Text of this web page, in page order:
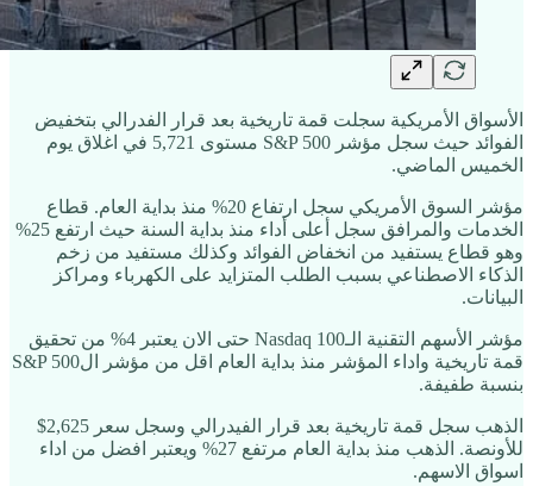
الأسواق الأمريكية سجلت قمة تاريخية بعد قرار الفدرالي بتخفيض
الفوائد حيث سجل مؤشر S&P 500 مستوى 5,721 في اغلاق يوم
الخميس الماضي.
مؤشر السوق الأمريكي سجل ارتفاع 20% منذ بداية العام. قطاع
الخدمات والمرافق سجل أعلى أداء منذ بداية السنة حيث ارتفع 25%
وهو قطاع يستفيد من انخفاض الفوائد وكذلك مستفيد من زخم
الذكاء الاصطناعي بسبب الطلب المتزايد على الكهرباء ومراكز
البيانات.
مؤشر الأسهم التقنية الـNasdaq 100 حتى الان يعتبر 4% من تحقيق
قمة تاريخية واداء المؤشر منذ بداية العام اقل من مؤشر الS&P 500
بنسبة طفيفة.
الذهب سجل قمة تاريخية بعد قرار الفيدرالي وسجل سعر 2,625$
للأونصة. الذهب منذ بداية العام مرتفع 27% ويعتبر افضل من اداء
اسواق الاسهم.